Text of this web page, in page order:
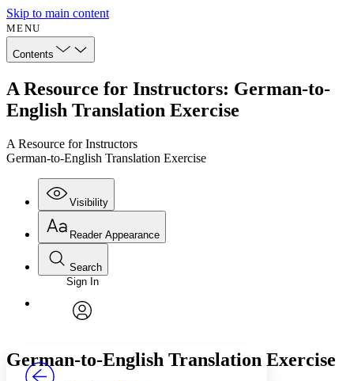
Skip to main content
MENU
Contents
A Resource for Instructors: German-to-
English Translation Exercise
A Resource for Instructors
German-to-English Translation Exercise
Visibility
Annotations
Reader Appearance
Font
Font style
Search
Enter search criteria
Search within:
PROJECT
Sign In
German-to-English Translation Exercise